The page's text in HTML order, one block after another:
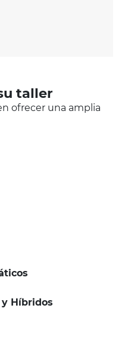
taller
ofrecer una amplia
Híbridos